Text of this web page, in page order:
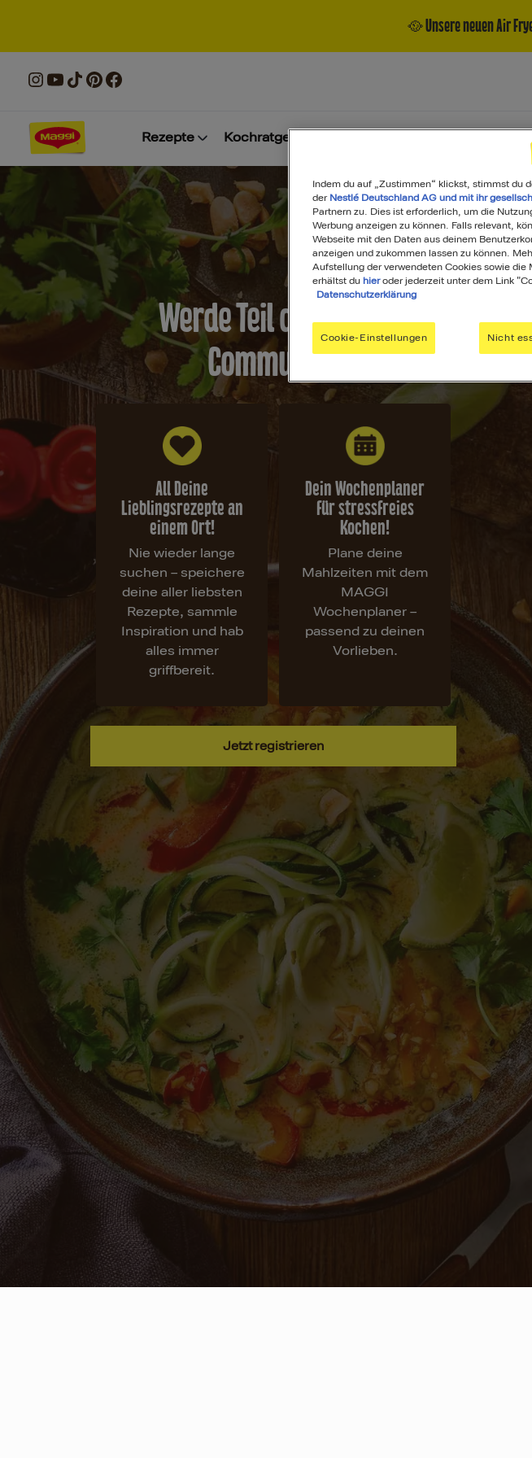
🥘 Unsere neuen Air
Rezepte Kochratgeber Über
Werde Teil der MAGGI
Community
All Deine
Lieblingsrezepte an
einem Ort!
Nie wieder lange
suchen – speichere
deine aller liebsten
Rezepte, sammle
Inspiration und hab
alles immer
griffbereit.
Dein Wochenplaner
für stressfreies
Kochen!
Plane deine
Mahlzeiten mit dem
MAGGI
Wochenplaner –
passend zu deinen
Vorlieben.
Jetzt registrieren
Indem du auf „Zustimmen“ klickst, stimmst du
der Nestlé Deutschland AG und mit ihr
Partnern zu. Dies ist erforderlich, um die
Werbung anzeigen zu können. Falls relevant,
Webseite mit den Daten aus deinem
anzeigen und zukommen lassen zu können.
Aufstellung der verwendeten Cookies sowie
erhältst du hieroder jederzeit unter dem Link
Datenschutzerklärung
Cookie-Einstellungen Nicht